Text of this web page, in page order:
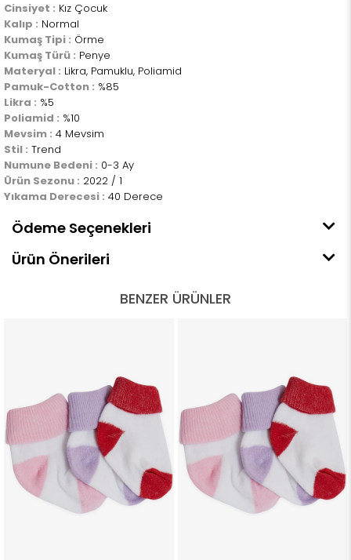
Cinsiyet : Kız Çocuk
Kalıp : Normal
Kumaş Tipi : Örme
Kumaş Türü : Penye
Materyal : Likra, Pamuklu, Poliamid
Pamuk-Cotton : %85
Likra : %5
Poliamid : %10
Mevsim : 4 Mevsim
Stil : Trend
Numune Bedeni : 0-3 Ay
Ürün Sezonu : 2022 / 1
Yıkama Derecesi : 40 Derece
Ödeme Seçenekleri
Ürün Önerileri
BENZER ÜRÜNLER